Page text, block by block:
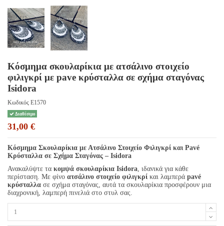
Κόσμημα σκουλαρίκια με ατσάλινο στοιχείο
φιλιγκρί με pave κρύσταλλα σε σχήμα σταγόνας
Isidora
Κωδικός E1570
Διαθέσιμο
31,00 €
Κόσμημα Σκουλαρίκια με Ατσάλινο Στοιχείο Φιλιγκρί και Pavé
Κρύσταλλα σε Σχήμα Σταγόνας – Isidora
Ανακαλύψτε τα κομψά σκουλαρίκια Isidora, ιδανικά για κάθε
περίσταση. Με φίνο ατσάλινο στοιχείο φιλιγκρί και λαμπερά pavé
κρύσταλλα σε σχήμα σταγόνας, αυτά τα σκουλαρίκια προσφέρουν μια
διαχρονική, λαμπερή πινελιά στο στυλ σας.